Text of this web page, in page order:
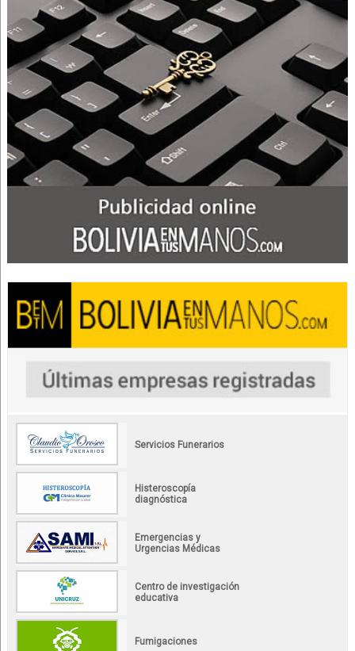
Servicios Funerarios
Histeroscopía
diagnóstica
Emergencias y
Urgencias Médicas
Centro de investigación
educativa
Fumigaciones